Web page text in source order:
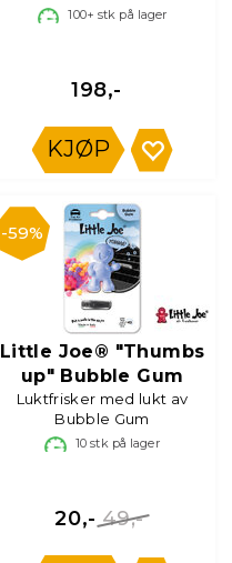
100+ stk på lager
198,-
KJØP
59%
Little Joe® "Thumbs
up" Bubble Gum
Luktfrisker med lukt av
Bubble Gum
10 stk på lager
49,-
20,-